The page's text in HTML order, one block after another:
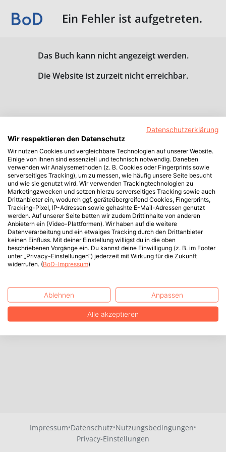
Ein Fehler ist aufgetreten.
Das Buch kann nicht angezeigt werden.
Die Website ist zurzeit nicht erreichbar.
Impressum·Datenschutz·Nutzungsbedingungen·
Privacy-Einstellungen
Datenschutzerklärung
Wir respektieren den Datenschutz
Wir nutzen Cookies und vergleichbare Technologien auf unserer Website.
Einige von ihnen sind essenziell und technisch notwendig. Daneben
verwenden wir Analysemethoden (z. B. Cookies oder Fingerprints sowie
serverseitiges Tracking), um zu messen, wie häufig unsere Seite besucht
und wie sie genutzt wird. Wir verwenden Trackingtechnologien zu
Marketingzwecken und setzen hierzu serverseitiges Tracking sowie auch
Drittanbieter ein, wodurch ggf. geräteübergreifend Cookies, Fingerprints,
Tracking-Pixel, IP-Adressen sowie gehashte E-Mail-Adressen genutzt
werden. Auf unserer Seite betten wir zudem Drittinhalte von anderen
Anbietern ein (Video-Plattformen). Wir haben auf die weitere
Datenverarbeitung und ein etwaiges Tracking durch den Drittanbieter
keinen Einfluss. Mit deiner Einstellung willigst du in die oben
beschriebenen Vorgänge ein. Du kannst deine Einwilligung (z. B. im Footer
unter „Privacy-Einstellungen“) jederzeit mit Wirkung für die Zukunft
widerrufen. (BoD-Impressum)
Ablehnen Anpassen
Alle akzeptieren